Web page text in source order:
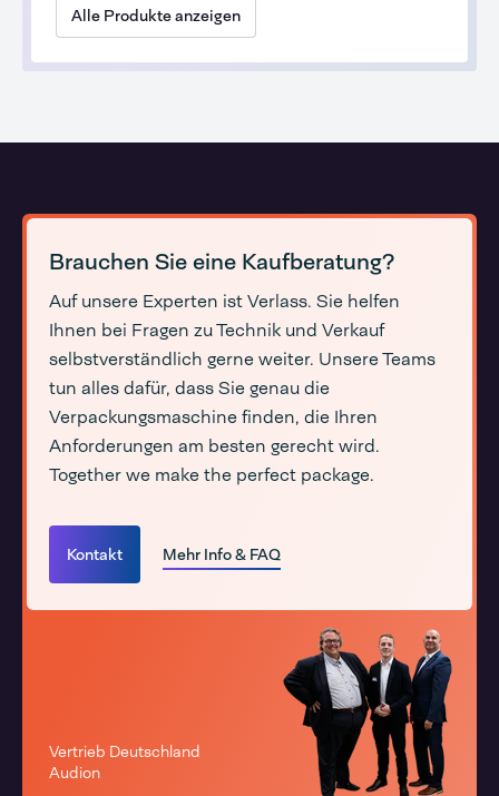
Alle Produkte anzeigen
Brauchen Sie eine Kaufberatung?
Auf unsere Experten ist Verlass. Sie helfen
Ihnen bei Fragen zu Technik und Verkauf
selbstverständlich gerne weiter. Unsere Teams
tun alles dafür, dass Sie genau die
Verpackungsmaschine finden, die Ihren
Anforderungen am besten gerecht wird.
Together we make the perfect package.
Kontakt Mehr Info & FAQ
Vertrieb Deutschland
Audion